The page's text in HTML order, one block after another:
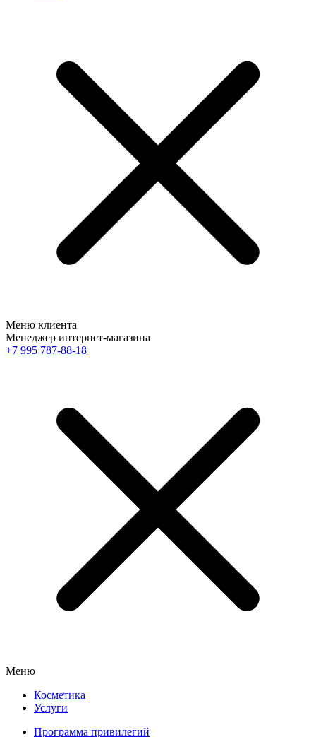
Меню клиента
Менеджер интернет-магазина
+7 995 787-88-18
Меню
Косметика
Услуги
Программа привилегий